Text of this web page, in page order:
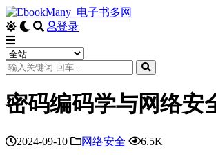
登录
密码编码学与网络安
2024-09-10 网络安全 6.5K